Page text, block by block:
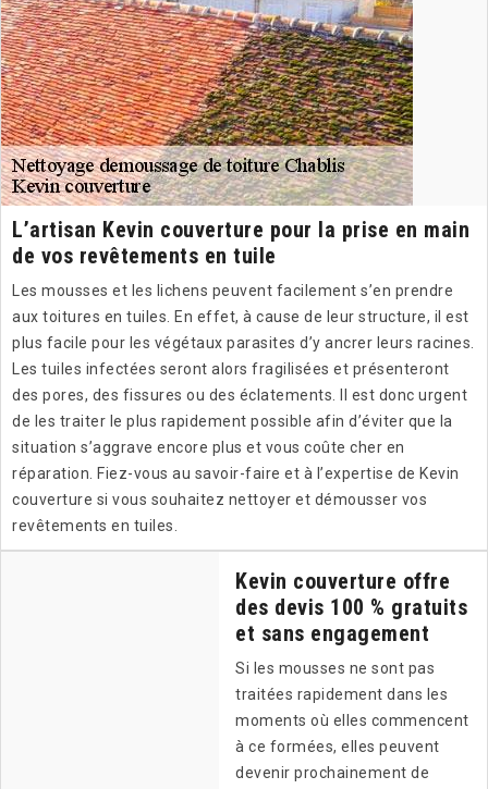
L’artisan Kevin couverture pour la prise en main
de vos revêtements en tuile
Les mousses et les lichens peuvent facilement s’en prendre
aux toitures en tuiles. En effet, à cause de leur structure, il est
plus facile pour les végétaux parasites d’y ancrer leurs racines.
Les tuiles infectées seront alors fragilisées et présenteront
des pores, des fissures ou des éclatements. Il est donc urgent
de les traiter le plus rapidement possible afin d’éviter que la
situation s’aggrave encore plus et vous coûte cher en
réparation. Fiez-vous au savoir-faire et à l’expertise de Kevin
couverture si vous souhaitez nettoyer et démousser vos
revêtements en tuiles.
Kevin couverture offre
des devis 100 % gratuits
et sans engagement
Si les mousses ne sont pas
traitées rapidement dans les
moments où elles commencent
à ce formées, elles peuvent
devenir prochainement de